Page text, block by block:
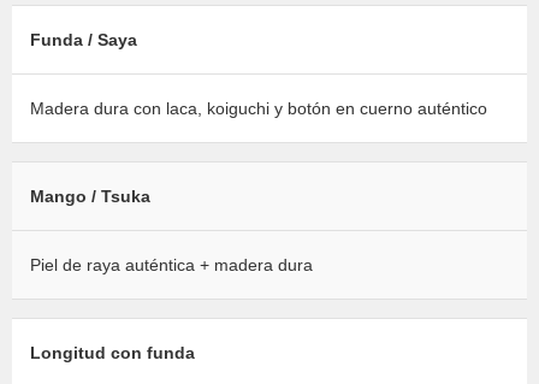
Funda / Saya
Madera dura con laca, koiguchi y botón en cuerno auténtico
Mango / Tsuka
Piel de raya auténtica + madera dura
Longitud con funda